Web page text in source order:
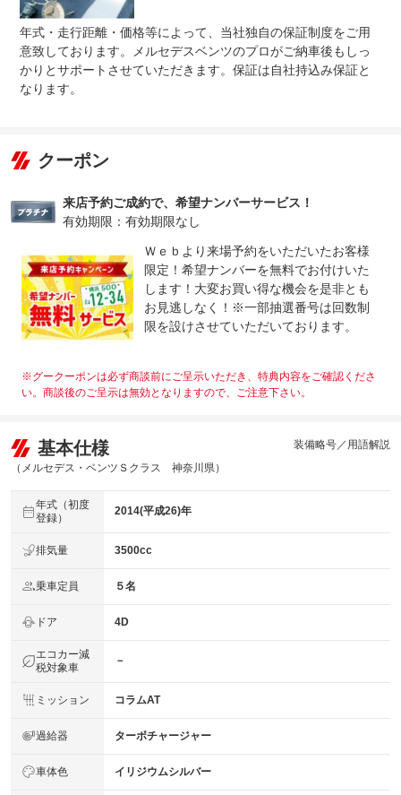
法定整備
について
年式・走行距離・価格等によって、当社独自の保証制度をご用
意致しております。メルセデスベンツのプロがご納車後もしっ
かりとサポートさせていただきます。保証は自社持込み保証と
なります。
クーポン
来店予約ご成約で、希望ナンバーサービス！
有効期限：有効期限なし
Ｗｅｂより来場予約をいただいたお客様
限定！希望ナンバーを無料でお付けいた
します！大変お買い得な機会を是非とも
お見逃しなく！※一部抽選番号は回数制
限を設けさせていただいております。
※グークーポンは必ず商談前にご呈示いただき、特典内容をご確認くださ
い。商談後のご呈示は無効となりますので、ご注意下さい。
基本仕様
（メルセデス・ベンツＳクラス 神奈川県）
装備略号／用語解説
年式（初度
登録）
2014(平成26)年
排気量 3500cc
乗車定員 ５名
ドア 4D
エコカー減
税対象車
－
ミッション コラムAT
過給器 ターボチャージャー
車体色 イリジウムシルバー